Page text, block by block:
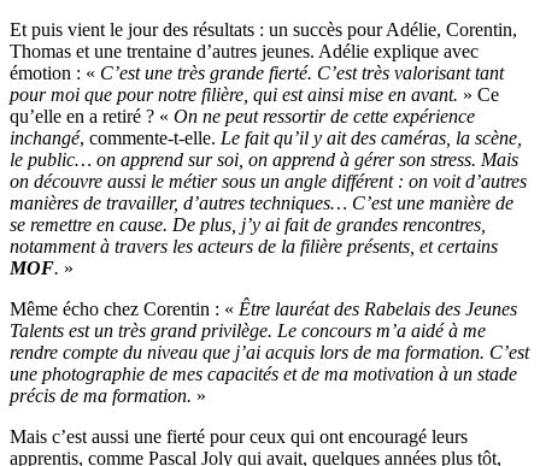
Et puis vient le jour des résultats : un succès pour Adélie, Corentin,
Thomas et une trentaine d’autres jeunes. Adélie explique avec
émotion : « C’est une très grande fierté. C’est très valorisant tant
pour moi que pour notre filière, qui est ainsi mise en avant. » Ce
qu’elle en a retiré ? « On ne peut ressortir de cette expérience
inchangé, commente-t-elle. Le fait qu’il y ait des caméras, la scène,
le public… on apprend sur soi, on apprend à gérer son stress. Mais
on découvre aussi le métier sous un angle différent : on voit d’autres
manières de travailler, d’autres techniques… C’est une manière de
se remettre en cause. De plus, j’y ai fait de grandes rencontres,
notamment à travers les acteurs de la filière présents, et certains
MOF. »
Même écho chez Corentin : « Être lauréat des Rabelais des Jeunes
Talents est un très grand privilège. Le concours m’a aidé à me
rendre compte du niveau que j’ai acquis lors de ma formation. C’est
une photographie de mes capacités et de ma motivation à un stade
précis de ma formation. »
Mais c’est aussi une fierté pour ceux qui ont encouragé leurs
apprentis, comme Pascal Joly qui avait, quelques années plus tôt,